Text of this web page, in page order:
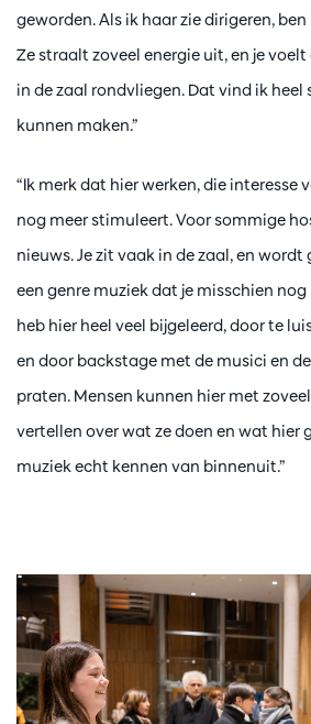
geworden. Als ik haar zie dirigeren,
Ze straalt zoveel energie uit, en je
in de zaal rondvliegen. Dat vind ik heel
kunnen maken.”
“Ik merk dat hier werken, die interesse
nog meer stimuleert. Voor sommige
nieuws. Je zit vaak in de zaal, en
een genre muziek dat je misschien
heb hier heel veel bijgeleerd, door te
en door backstage met de musici en
praten. Mensen kunnen hier met
vertellen over wat ze doen en wat hier
muziek echt kennen van binnenuit.”